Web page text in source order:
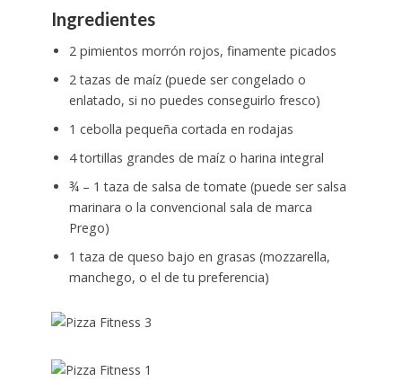
Ingredientes
2 pimientos morrón rojos, finamente picados
2 tazas de maíz (puede ser congelado o
enlatado, si no puedes conseguirlo fresco)
1 cebolla pequeña cortada en rodajas
4 tortillas grandes de maíz o harina integral
¾ – 1 taza de salsa de tomate (puede ser salsa
marinara o la convencional sala de marca
Prego)
1 taza de queso bajo en grasas (mozzarella,
manchego, o el de tu preferencia)